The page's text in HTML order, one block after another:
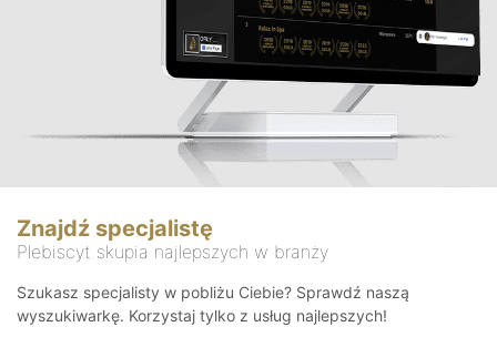
Znajdź specjalistę
Plebiscyt skupia najlepszych w branży
Szukasz specjalisty w pobliżu Ciebie? Sprawdź naszą
wyszukiwarkę. Korzystaj tylko z usług najlepszych!